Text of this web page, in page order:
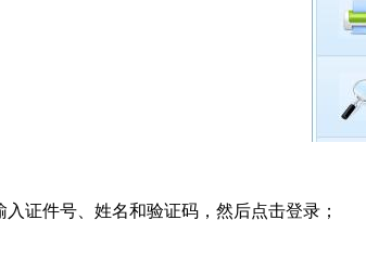
件号、姓名和验证码，然后点击登录；